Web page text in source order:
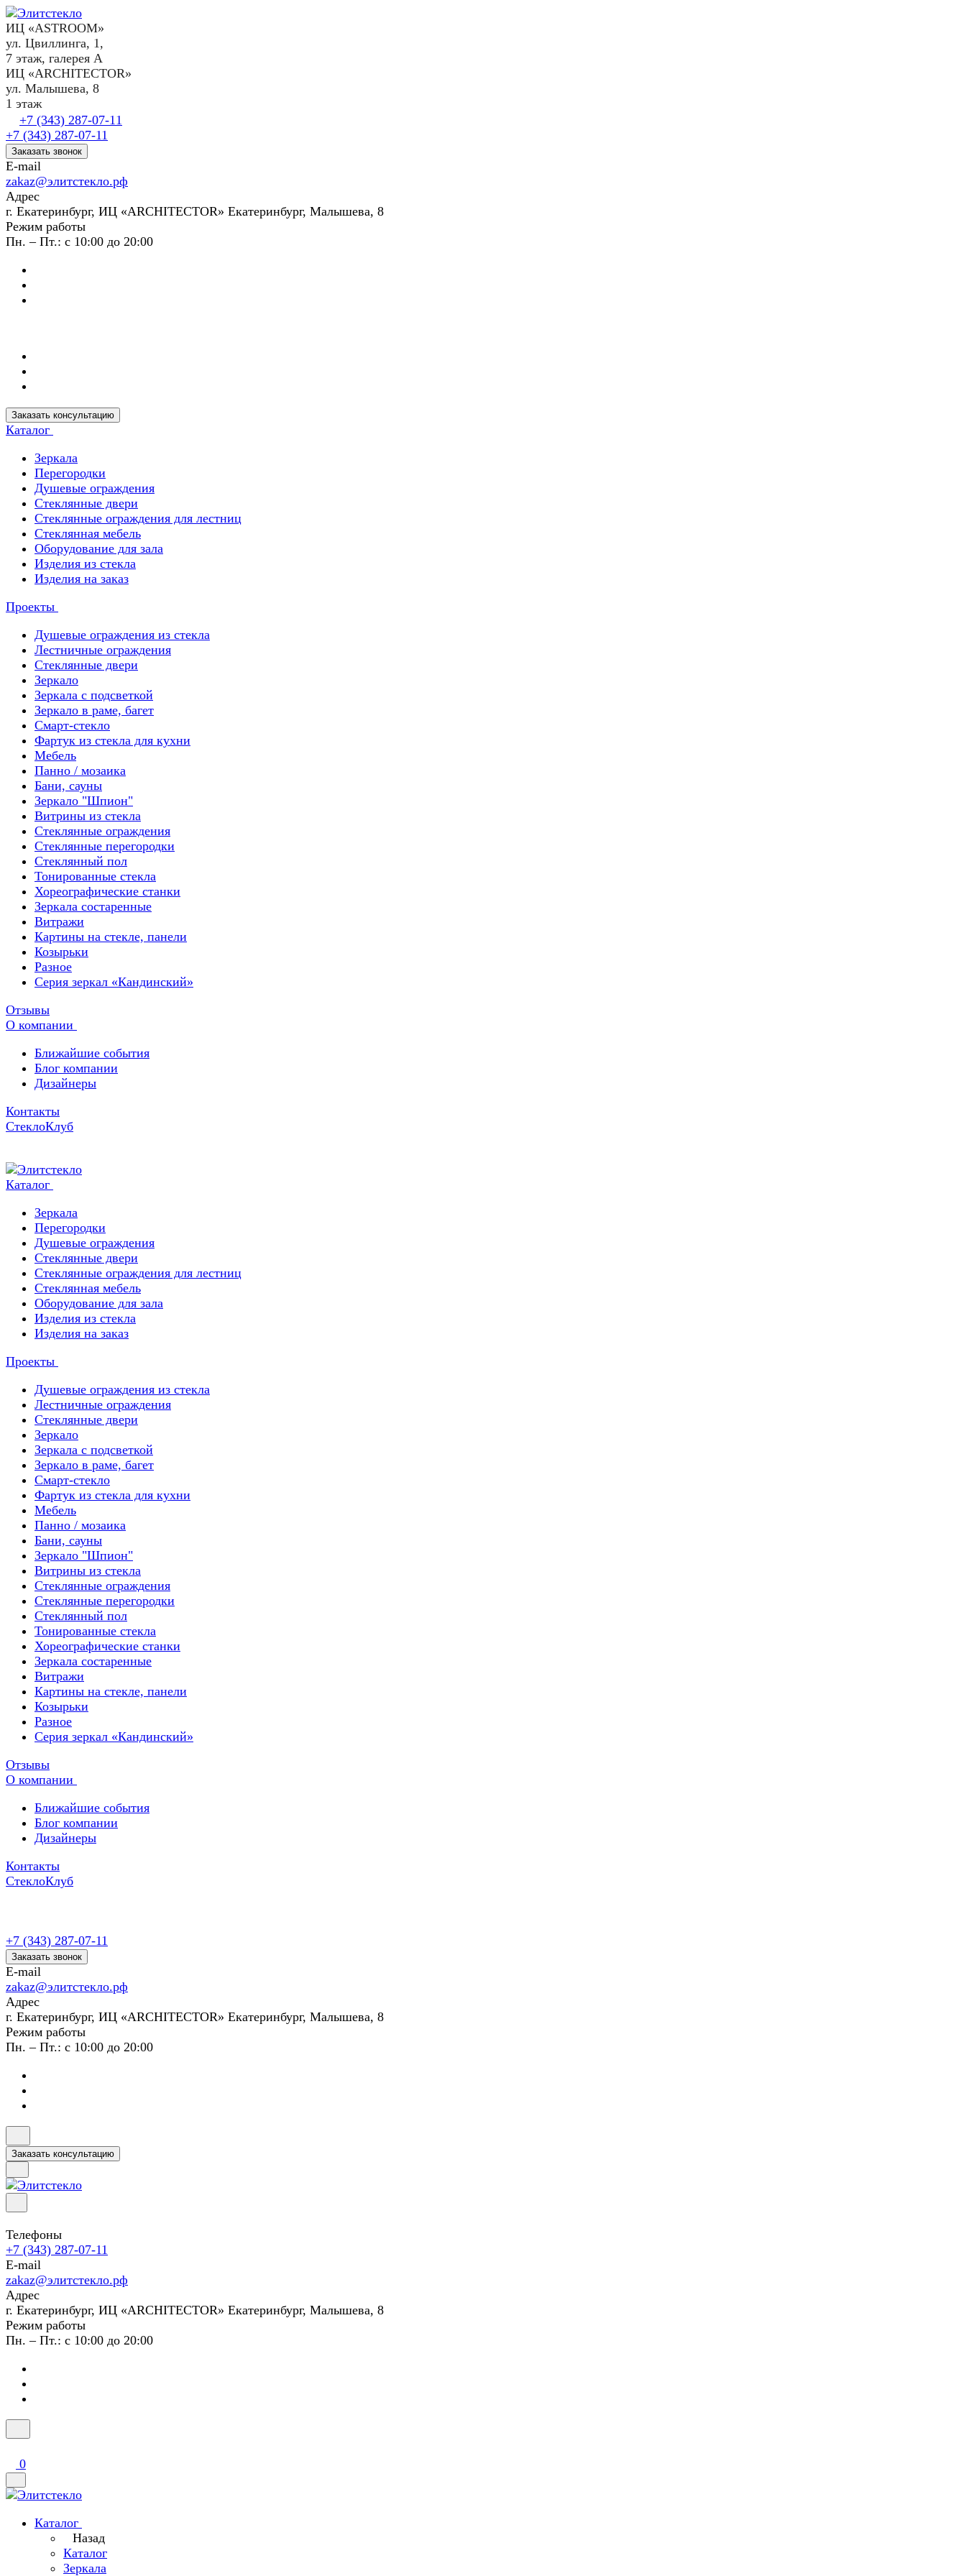
ИЦ «ASTROOM»
ул. Цвиллинга, 1,
7 этаж, галерея А
ИЦ «ARCHITECTOR»
ул. Малышева, 8
1 этаж
+7 (343) 287-07-11
+7 (343) 287-07-11
Заказать звонок
E-mail
zakaz@элитстекло.рф
Адрес
г. Екатеринбург, ИЦ «ARCHITECTOR» Екатеринбург, Малышева, 8
Режим работы
Пн. – Пт.: с 10:00 до 20:00
Заказать консультацию
Каталог
Зеркала
Перегородки
Душевые ограждения
Стеклянные двери
Стеклянные ограждения для лестниц
Стеклянная мебель
Оборудование для зала
Изделия из стекла
Изделия на заказ
Проекты
Душевые ограждения из стекла
Лестничные ограждения
Стеклянные двери
Зеркало
Зеркала с подсветкой
Зеркало в раме, багет
Смарт-стекло
Фартук из стекла для кухни
Мебель
Панно / мозаика
Бани, сауны
Зеркало "Шпион"
Витрины из стекла
Стеклянные ограждения
Стеклянные перегородки
Стеклянный пол
Тонированные стекла
Хореографические станки
Зеркала состаренные
Витражи
Картины на стекле, панели
Козырьки
Разное
Серия зеркал «Кандинский»
Отзывы
О компании
Ближайшие события
Блог компании
Дизайнеры
Контакты
СтеклоКлуб
Каталог
Зеркала
Перегородки
Душевые ограждения
Стеклянные двери
Стеклянные ограждения для лестниц
Стеклянная мебель
Оборудование для зала
Изделия из стекла
Изделия на заказ
Проекты
Душевые ограждения из стекла
Лестничные ограждения
Стеклянные двери
Зеркало
Зеркала с подсветкой
Зеркало в раме, багет
Смарт-стекло
Фартук из стекла для кухни
Мебель
Панно / мозаика
Бани, сауны
Зеркало "Шпион"
Витрины из стекла
Стеклянные ограждения
Стеклянные перегородки
Стеклянный пол
Тонированные стекла
Хореографические станки
Зеркала состаренные
Витражи
Картины на стекле, панели
Козырьки
Разное
Серия зеркал «Кандинский»
Отзывы
О компании
Ближайшие события
Блог компании
Дизайнеры
Контакты
СтеклоКлуб
+7 (343) 287-07-11
Заказать звонок
E-mail
zakaz@элитстекло.рф
Адрес
г. Екатеринбург, ИЦ «ARCHITECTOR» Екатеринбург, Малышева, 8
Режим работы
Пн. – Пт.: с 10:00 до 20:00
Заказать консультацию
Телефоны
+7 (343) 287-07-11
E-mail
zakaz@элитстекло.рф
Адрес
г. Екатеринбург, ИЦ «ARCHITECTOR» Екатеринбург, Малышева, 8
Режим работы
Пн. – Пт.: с 10:00 до 20:00
0
Каталог
Назад
Каталог
Зеркала